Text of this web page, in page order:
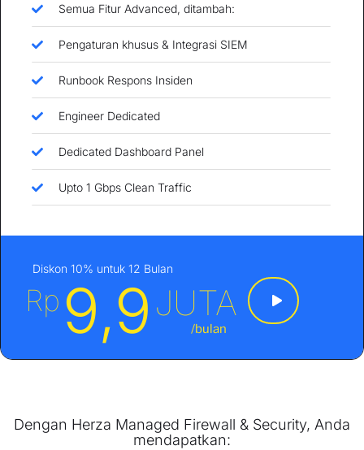
Semua Fitur Advanced, ditambah:
Pengaturan khusus & Integrasi SIEM
Runbook Respons Insiden
Engineer Dedicated
Dedicated Dashboard Panel
Upto 1 Gbps Clean Traffic​
Diskon 10% untuk 12 Bulan
Rp 9,9 JUTA
/bulan
Dengan Herza Managed Firewall & Security, Anda
mendapatkan: